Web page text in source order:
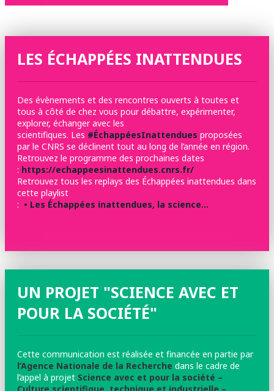
LES ÉCHAPPÉES INATTENDUES
Des évènements et des rencontres ouverts à toutes et
tous à côté de chez vous pour débattre, expérimenter,
explorer, échanger avec les
scientifiques. Les #ÉchappéesInattendues proposées
par le CNRS se déclinent tout au long de l’année en région.
Retrouvez le programme des prochaines dates
: https://echappeesinattendues.cnrs.fr/
Retrouvez tous les replays des Échappées inattendues dans
cette playlist
: • Les Échappées inattendues, la science…
UN PROJET "SCIENCE AVEC ET
POUR LA SOCIÉTÉ"
Cette communication est réalisée et financée en partie par
l’Agence Nationale de la Recherche dans le cadre de
l’appel à projet Science avec et pour la société –